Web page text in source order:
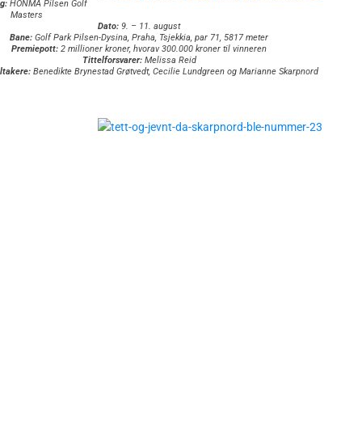
HONMA Pilsen Golf
Masters
Dato: 9. – 11. august
Bane: Golf Park Pilsen-Dysina, Praha, Tsjekkia, par 71, 5817 meter
Premiepott: 2 millioner kroner, hvorav 300.000 kroner til vinneren
Tittelforsvarer:Melissa Reid
Benedikte Brynestad Grøtvedt, Cecilie Lundgreen og Marianne Skarpnord